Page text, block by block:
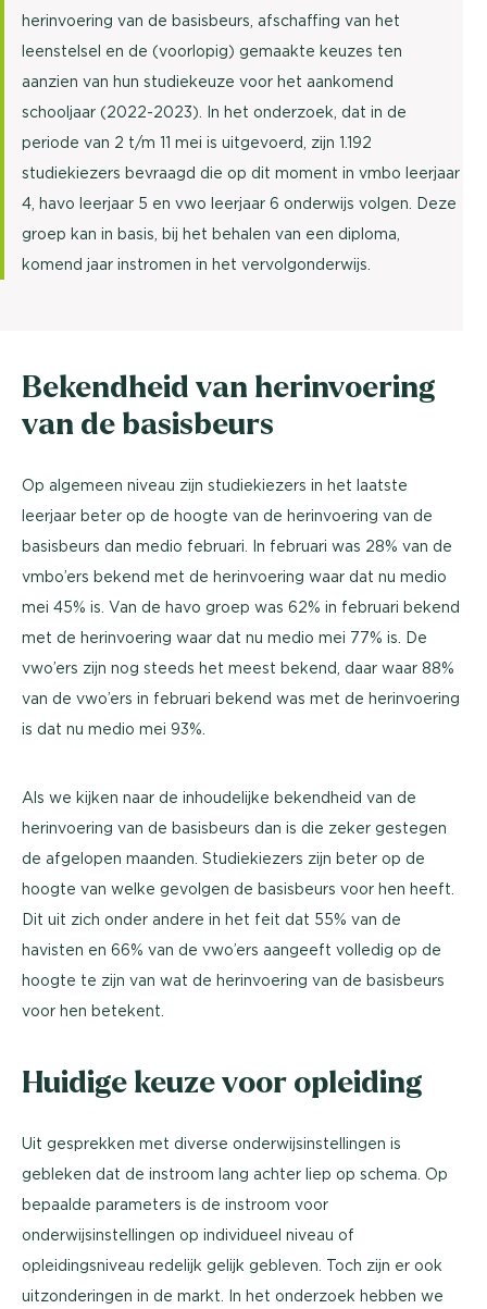
herinvoering van de basisbeurs, afschaffing van het
leenstelsel en de (voorlopig) gemaakte keuzes ten
aanzien van hun studiekeuze voor het aankomend
schooljaar (2022-2023). In het onderzoek, dat in de
periode van 2 t/m 11 mei is uitgevoerd, zijn 1.192
studiekiezers bevraagd die op dit moment in vmbo leerjaar
4, havo leerjaar 5 en vwo leerjaar 6 onderwijs volgen. Deze
groep kan in basis, bij het behalen van een diploma,
komend jaar instromen in het vervolgonderwijs.
Bekendheid van herinvoering
van de basisbeurs
Op algemeen niveau zijn studiekiezers in het laatste
leerjaar beter op de hoogte van de herinvoering van de
basisbeurs dan medio februari. In februari was 28% van de
vmbo’ers bekend met de herinvoering waar dat nu medio
mei 45% is. Van de havo groep was 62% in februari bekend
met de herinvoering waar dat nu medio mei 77% is. De
vwo’ers zijn nog steeds het meest bekend, daar waar 88%
van de vwo’ers in februari bekend was met de herinvoering
is dat nu medio mei 93%.
Als we kijken naar de inhoudelijke bekendheid van de
herinvoering van de basisbeurs dan is die zeker gestegen
de afgelopen maanden. Studiekiezers zijn beter op de
hoogte van welke gevolgen de basisbeurs voor hen heeft.
Dit uit zich onder andere in het feit dat 55% van de
havisten en 66% van de vwo’ers aangeeft volledig op de
hoogte te zijn van wat de herinvoering van de basisbeurs
voor hen betekent.
Huidige keuze voor opleiding
Uit gesprekken met diverse onderwijsinstellingen is
gebleken dat de instroom lang achter liep op schema. Op
bepaalde parameters is de instroom voor
onderwijsinstellingen op individueel niveau of
opleidingsniveau redelijk gelijk gebleven. Toch zijn er ook
uitzonderingen in de markt. In het onderzoek hebben we